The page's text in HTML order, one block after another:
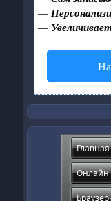
—
—
Главная
Онлайн